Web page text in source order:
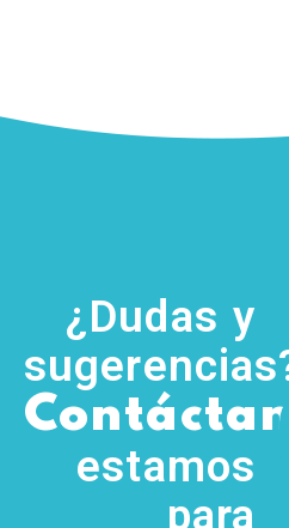
¿Dudas y
estamos
para